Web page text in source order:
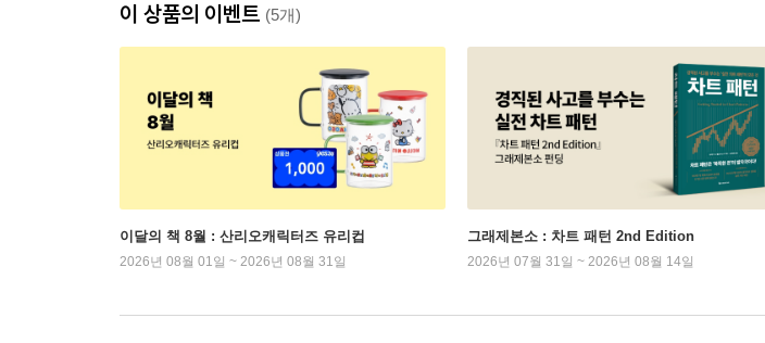
이 상품의 이벤트 (5개)
이달의 책 8월 : 산리오캐릭터즈 유리컵
2026년 08월 01일 ~ 2026년 08월 31일
그래제본소 : 차트 패턴 2nd Edition
2026년 07월 31일 ~ 2026년 08월 14일